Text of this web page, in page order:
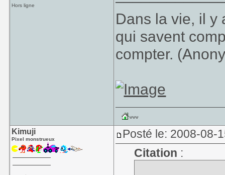
Hors ligne
Dans la vie, il y
qui savent
compter.
Kimuji
Pixel monstrueux
Posté le: 2008-08-
Citation :